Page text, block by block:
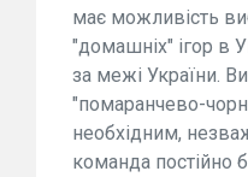
має можливість
"домашніх" ігор в
за межі України.
"помаранчево-
необхідним,
команда постійно